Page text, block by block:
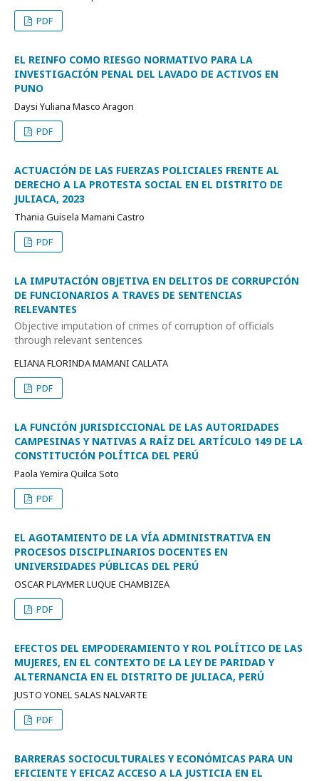
PDF
EL REINFO COMO RIESGO NORMATIVO PARA LA
INVESTIGACIÓN PENAL DEL LAVADO DE ACTIVOS EN
PUNO
Daysi Yuliana Masco Aragon
PDF
ACTUACIÓN DE LAS FUERZAS POLICIALES FRENTE AL
DERECHO A LA PROTESTA SOCIAL EN EL DISTRITO DE
JULIACA, 2023
Thania Guisela Mamani Castro
PDF
LA IMPUTACIÓN OBJETIVA EN DELITOS DE CORRUPCIÓN
DE FUNCIONARIOS A TRAVES DE SENTENCIAS
RELEVANTES
Objective imputation of crimes of corruption of officials
through relevant sentences
ELIANA FLORINDA MAMANI CALLATA
PDF
LA FUNCIÓN JURISDICCIONAL DE LAS AUTORIDADES
CAMPESINAS Y NATIVAS A RAÍZ DEL ARTÍCULO 149 DE LA
CONSTITUCIÓN POLÍTICA DEL PERÚ
Paola Yemira Quilca Soto
PDF
EL AGOTAMIENTO DE LA VÍA ADMINISTRATIVA EN
PROCESOS DISCIPLINARIOS DOCENTES EN
UNIVERSIDADES PÚBLICAS DEL PERÚ
OSCAR PLAYMER LUQUE CHAMBIZEA
PDF
EFECTOS DEL EMPODERAMIENTO Y ROL POLÍTICO DE LAS
MUJERES, EN EL CONTEXTO DE LA LEY DE PARIDAD Y
ALTERNANCIA EN EL DISTRITO DE JULIACA, PERÚ
JUSTO YONEL SALAS NALVARTE
PDF
BARRERAS SOCIOCULTURALES Y ECONÓMICAS PARA UN
EFICIENTE Y EFICAZ ACCESO A LA JUSTICIA EN EL